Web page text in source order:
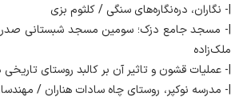
|- ‌نگاران، دره‌نگاره‌های ‌سنگی / کلثوم بزی
|- ‌مسجد‌ جامع‌ دزک‌؛ سومین مسجد ‌شبستانی ‌صدر
ملک‌زاده
|- ‌عملیات ‌قشون ‌و ‌تاثیر ‌آن ‌بر‌ کالبد ‌روستای
|- ‌مدرسه ‌نوکپر،‌ روستای‌ چاه‌ سادات‌ هناران /